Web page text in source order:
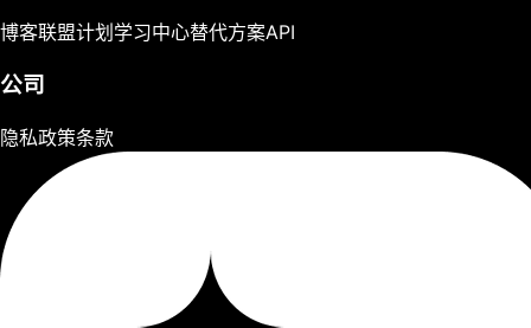
博客联盟计划学习中心替代方案API
公司
隐私政策条款